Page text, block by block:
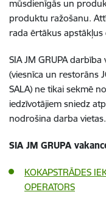
mūsdienīgās un
produktu ražošanu.
rada ērtākus apstākļus
SIA JM GRUPA
(viesnīca un restorāns
SALA) ne tikai sekmē
iedzīvotājiem sniedz
nodrošina darba vietas.
SIA JM GRUPA
KOKAPSTRĀDES
OPERATORS